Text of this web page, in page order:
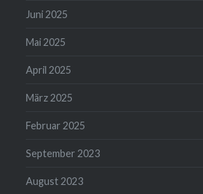
Juni 2025
Mai 2025
April 2025
März 2025
Februar 2025
September 2023
August 2023